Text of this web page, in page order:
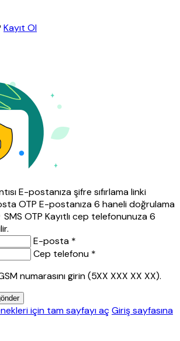
Kayıt Ol
E-postanıza şifre sıfırlama linki
OTP E-postanıza 6 haneli doğrulama
SMS OTP Kayıtlı cep telefonunuza 6
E-posta *
Cep telefonu *
numarasını girin (5XX XXX XX XX).
için tam sayfayı açGiriş sayfasına